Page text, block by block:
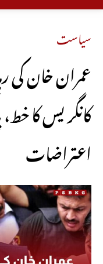
سیاست
کانگریس کا
اعتراضات